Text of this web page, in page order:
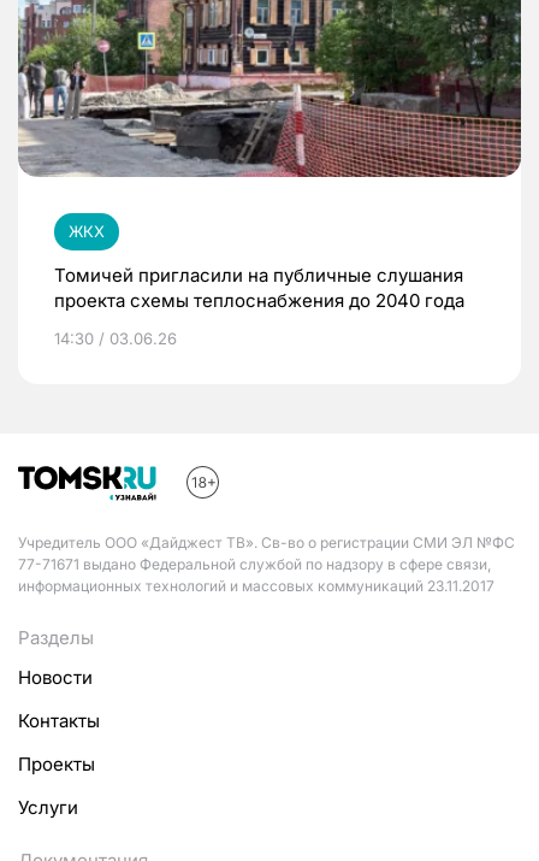
ЖКХ
Томичей пригласили на публичные слушания
проекта схемы теплоснабжения до 2040 года
14:30 / 03.06.26
Учредитель ООО «Дайджест ТВ». Св-во о регистрации СМИ ЭЛ №ФС
77-71671 выдано Федеральной службой по надзору в сфере связи,
информационных технологий и массовых коммуникаций 23.11.2017
Разделы
Новости
Контакты
Проекты
Услуги